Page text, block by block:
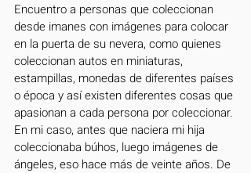
Encuentro a personas que coleccionan
desde imanes con imágenes para colocar
en la puerta de su nevera, como quienes
coleccionan autos en miniaturas,
estampillas, monedas de diferentes países
o época y así existen diferentes cosas que
apasionan a cada persona por coleccionar.
En mi caso, antes que naciera mi hija
coleccionaba búhos, luego imágenes de
ángeles, eso hace más de veinte años. De